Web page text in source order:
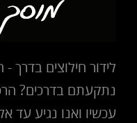
לידור חילוצים בדרך
נתקעתם בדרכים?
עכשיו ואנו נגיע עד